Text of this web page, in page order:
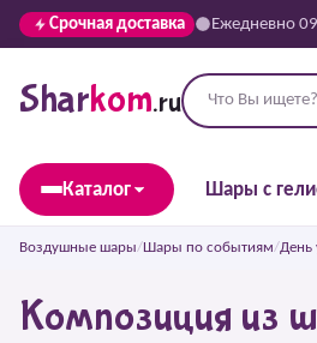
Срочная доставка Ежедневно
Sharkom.ru
Каталог Шары с
Воздушные шары/Шары по событиям/День
Композиция из